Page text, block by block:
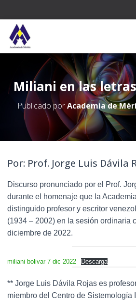
Miliani en las
Publicado porAcademia de
Por: Prof. Jorge Luis Dávila
Discurso pronunciado por el Prof.
durante el homenaje que la
distinguido profesor y escritor
(1934 – 2002) en la sesión ordinaria
diciembre de 2022.
miliani bolivar 7 dic 2022 Descarga
** Jorge Luis Dávila Rojas es
miembro del Centro de Sistemología